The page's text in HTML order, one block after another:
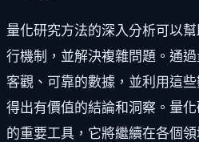
量化研究方法的深入分析可以
行機制，並解決複雜問題。通
客觀、可靠的數據，並利用這
得出有價值的結論和洞察。量
的重要工具，它將繼續在各個領